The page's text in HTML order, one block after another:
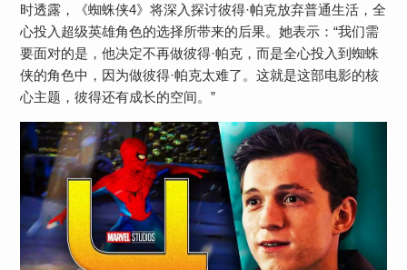
时透露，《蜘蛛侠4》将深入探讨彼得·帕克放弃普通生活，全
心投入超级英雄角色的选择所带来的后果。她表示：“我们需
要面对的是，他决定不再做彼得·帕克，而是全心投入到蜘蛛
侠的角色中，因为做彼得·帕克太难了。这就是这部电影的核
心主题，彼得还有成长的空间。”